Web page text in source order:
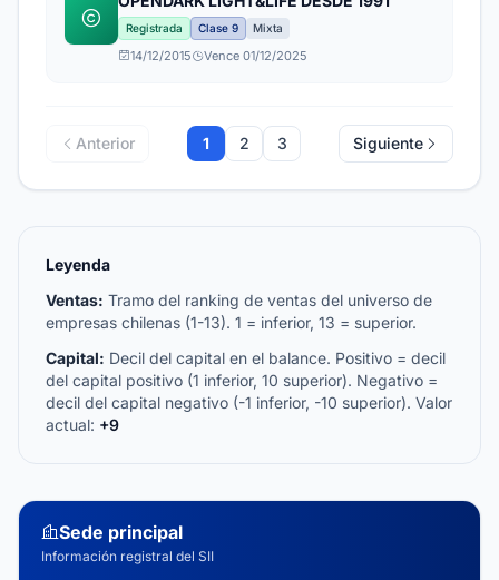
Registrada Clase 9 Mixta
14/12/2015 Vence 01/12/2025
Anterior 1 2 3 Siguiente
Leyenda
Ventas: Tramo del ranking de ventas del universo de
empresas chilenas (1-13). 1 = inferior, 13 = superior.
Capital: Decil del capital en el balance. Positivo = decil
del capital positivo (1 inferior, 10 superior). Negativo =
decil del capital negativo (-1 inferior, -10 superior). Valor
actual: +9
Sede principal
Información registral del SII